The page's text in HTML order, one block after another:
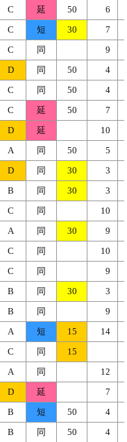
C 延 50 6
C 短 30 7
C 同 9
D 同 50 4
C 同 50 4
C 延 50 7
D 延 10
A 同 50 5
D 同 30 3
B 同 30 3
C 同 10
A 同 30 9
C 同 10
C 同 9
B 同 30 3
B 同 9
A 短 15 14
C 同 15
A 同 12
D 延 7
B 短 50 4
B 同 50 4